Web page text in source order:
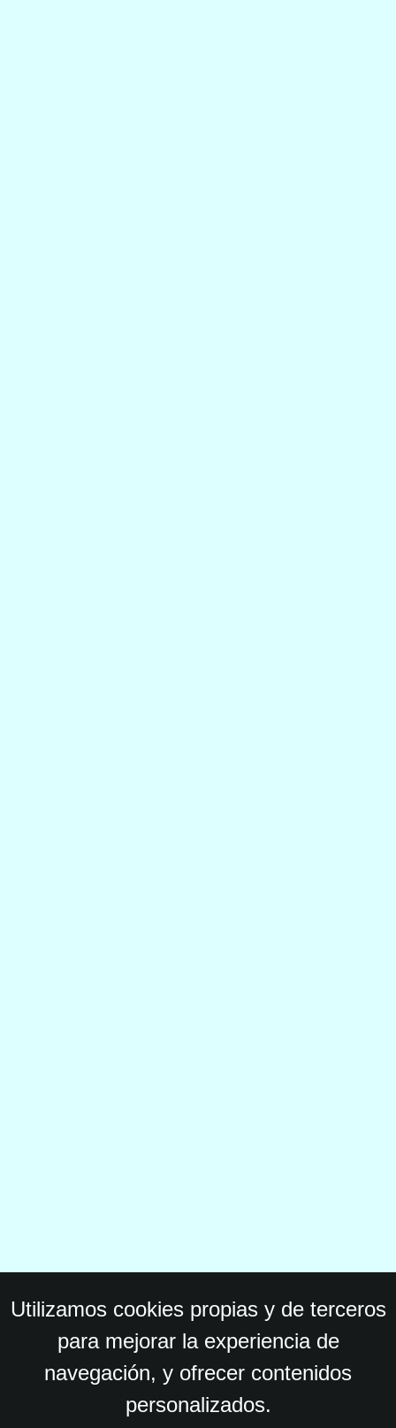
Utilizamos cookies propias y de terceros
para mejorar la experiencia de
navegación, y ofrecer contenidos
personalizados.